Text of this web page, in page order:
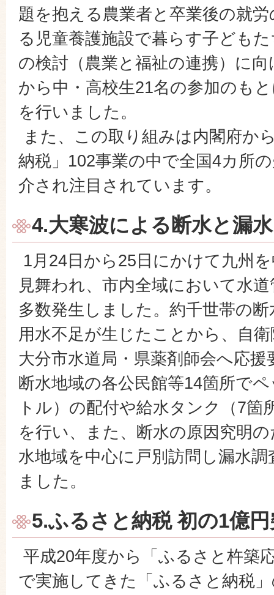
題を抱える農業者と卒業後の就
る児童養護施設で暮らす子ども
の検討（農業と福祉の連携）に
から中・高校生21名の参加のも
を行いました。
また、この取り組みは内閣府か
納税」102事業の中で全国4カ所
介され注目されています。
4.大寒波による断水と漏水
1月24日から25日にかけて九州
見舞われ、市内全域において水
多数発生しました。約千世帯の
用水不足が生じたことから、自
大分市水道局・県薬剤師会へ応
断水地域の各公民館等14箇所で
トル）の配付や給水タンク（7箇
を行い、また、断水の原因究明
水地域を中心に戸別訪問し漏水
ました。
5.ふるさと納税 初の1億
平成20年度から「ふるさと杵築
で実施してきた「ふるさと納税